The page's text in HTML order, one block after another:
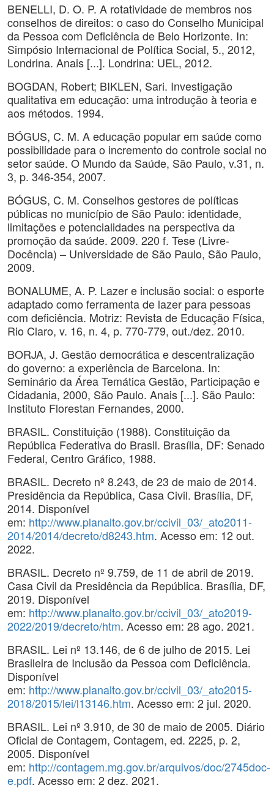
BENELLI, D. O. P. A rotatividade de membros nos
conselhos de direitos: o caso do Conselho Municipal
da Pessoa com Deficiência de Belo Horizonte. In:
Simpósio Internacional de Política Social, 5., 2012,
Londrina. Anais [...]. Londrina: UEL, 2012.
BOGDAN, Robert; BIKLEN, Sari. Investigação
qualitativa em educação: uma introdução à teoria e
aos métodos. 1994.
BÓGUS, C. M. A educação popular em saúde como
possibilidade para o incremento do controle social no
setor saúde. O Mundo da Saúde, São Paulo, v.31, n.
3, p. 346-354, 2007.
BÓGUS, C. M. Conselhos gestores de políticas
públicas no município de São Paulo: identidade,
limitações e potencialidades na perspectiva da
promoção da saúde. 2009. 220 f. Tese (Livre-
Docência) – Universidade de São Paulo, São Paulo,
2009.
BONALUME, A. P. Lazer e inclusão social: o esporte
adaptado como ferramenta de lazer para pessoas
com deficiência. Motriz: Revista de Educação Física,
Rio Claro, v. 16, n. 4, p. 770-779, out./dez. 2010.
BORJA, J. Gestão democrática e descentralização
do governo: a experiência de Barcelona. In:
Seminário da Área Temática Gestão, Participação e
Cidadania, 2000, São Paulo. Anais [...]. São Paulo:
Instituto Florestan Fernandes, 2000.
BRASIL. Constituição (1988). Constituição da
República Federativa do Brasil. Brasília, DF: Senado
Federal, Centro Gráfico, 1988.
BRASIL. Decreto nº 8.243, de 23 de maio de 2014.
Presidência da República, Casa Civil. Brasília, DF,
2014. Disponível
em: http://www.planalto.gov.br/ccivil_03/_ato2011-
2014/2014/decreto/d8243.htm. Acesso em: 12 out.
2022.
BRASIL. Decreto nº 9.759, de 11 de abril de 2019.
Casa Civil da Presidência da República. Brasília, DF,
2019. Disponível
em: http://www.planalto.gov.br/ccivil_03/_ato2019-
2022/2019/decreto/htm. Acesso em: 28 ago. 2021.
BRASIL. Lei nº 13.146, de 6 de julho de 2015. Lei
Brasileira de Inclusão da Pessoa com Deficiência.
Disponível
em: http://www.planalto.gov.br/ccivil_03/_ato2015-
2018/2015/lei/l13146.htm. Acesso em: 2 jul. 2020.
BRASIL. Lei nº 3.910, de 30 de maio de 2005. Diário
Oficial de Contagem, Contagem, ed. 2225, p. 2,
2005. Disponível
em: http://contagem.mg.gov.br/arquivos/doc/2745doc-
e.pdf. Acesso em: 2 dez. 2021.